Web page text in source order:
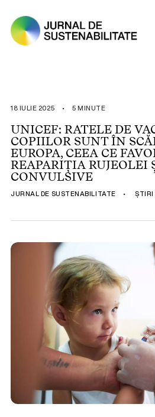
ȘTIRI
OPINII
ESG
LEGISLAȚIE
BUNE PRACTICI
COMPANII SUSTENABILE
18 IULIE 2025 • 5 MINUTE
UNICEF: RATELE DE
COPIILOR SUNT ÎN
EUROPA, CEEA CE
REAPARIȚIA RUJEOLEI
CONVULSIVE
JURNAL DE SUSTENABILITATE • ȘTIRI